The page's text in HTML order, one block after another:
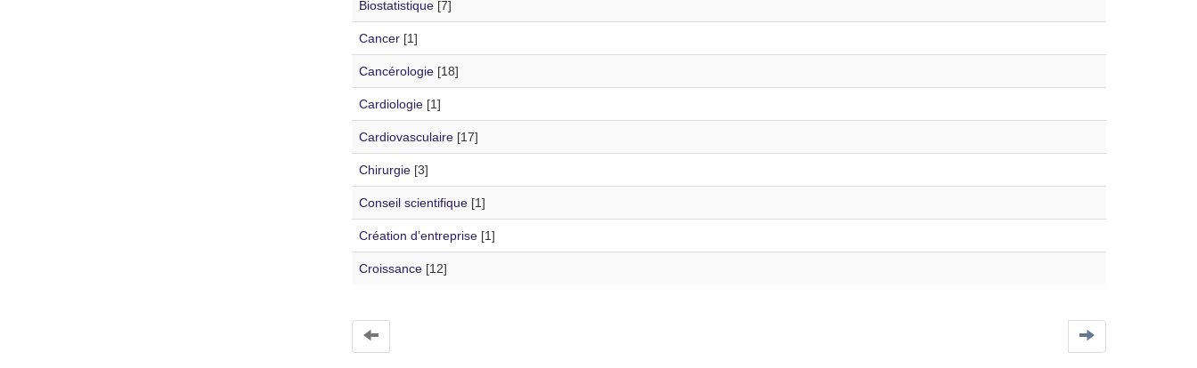
Biostatistique[7]
Cancer[1]
Cancérologie[18]
Cardiologie[1]
Cardiovasculaire[17]
Chirurgie[3]
Conseil scientifique[1]
Création d’entreprise[1]
Croissance[12]